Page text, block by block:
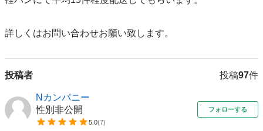
詳しくはお問い合わせお願い致します。
投稿者 投稿97件
Nカンパニー
性別非公開
5.0(7)
フォローする